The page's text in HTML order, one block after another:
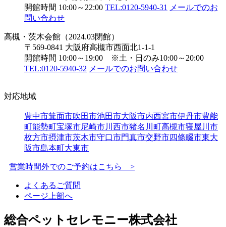
開館時間 10:00～22:00 TEL:0120-5940-31
メールでのお
問い合わせ
高槻・茨木会館（2024.03閉館）
〒569-0841 大阪府高槻市西面北1-1-1
開館時間 10:00～19:00 ※土・日のみ10:00～20:00
TEL:0120-5940-32 メールでのお問い合わせ
対応地域
豊中市箕面市吹田市池田市大阪市内西宮市伊丹市豊能
町能勢町宝塚市尼崎市川西市猪名川町高槻市寝屋川市
枚方市摂津市茨木市守口市門真市交野市四條畷市東大
阪市島本町大東市
営業時間外でのご予約はこちら >
よくあるご質問
ページ上部へ
総合ペットセレモニー株式会社